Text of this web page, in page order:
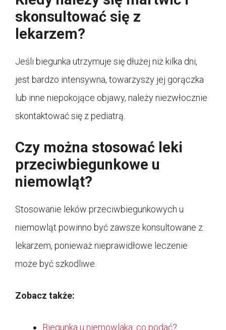
skonsultować się z
lekarzem?
Jeśli biegunka utrzymuje się dłużej niż kilka dni,
jest bardzo intensywna, towarzyszy jej gorączka
lub inne niepokojące objawy, należy niezwłocznie
skontaktować się z pediatrą.
Czy można stosować leki
przeciwbiegunkowe u
niemowląt?
Stosowanie leków przeciwbiegunkowych u
niemowląt powinno być zawsze konsultowane z
lekarzem, ponieważ nieprawidłowe leczenie
może być szkodliwe.
Zobacz także:
Biegunka u niemowlaka: co podać?